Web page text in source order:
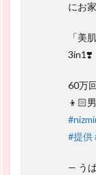
にお
「美
3in1❣️
60万
👦🏻
#提供
— う